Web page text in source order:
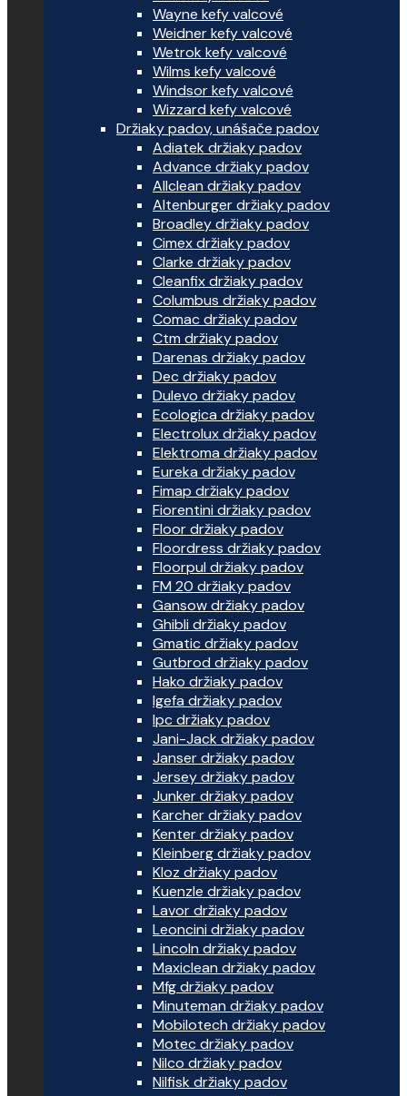
Wayne kefy valcové
Weidner kefy valcové
Wetrok kefy valcové
Wilms kefy valcové
Windsor kefy valcové
Wizzard kefy valcové
Držiaky padov, unášače padov
Adiatek držiaky padov
Advance držiaky padov
Allclean držiaky padov
Altenburger držiaky padov
Broadley držiaky padov
Cimex držiaky padov
Clarke držiaky padov
Cleanfix držiaky padov
Columbus držiaky padov
Comac držiaky padov
Ctm držiaky padov
Darenas držiaky padov
Dec držiaky padov
Dulevo držiaky padov
Ecologica držiaky padov
Electrolux držiaky padov
Elektroma držiaky padov
Eureka držiaky padov
Fimap držiaky padov
Fiorentini držiaky padov
Floor držiaky padov
Floordress držiaky padov
Floorpul držiaky padov
FM 20 držiaky padov
Gansow držiaky padov
Ghibli držiaky padov
Gmatic držiaky padov
Gutbrod držiaky padov
Hako držiaky padov
Igefa držiaky padov
Ipc držiaky padov
Jani-Jack držiaky padov
Janser držiaky padov
Jersey držiaky padov
Junker držiaky padov
Karcher držiaky padov
Kenter držiaky padov
Kleinberg držiaky padov
Kloz držiaky padov
Kuenzle držiaky padov
Lavor držiaky padov
Leoncini držiaky padov
Lincoln držiaky padov
Maxiclean držiaky padov
Mfg držiaky padov
Minuteman držiaky padov
Mobilotech držiaky padov
Motec držiaky padov
Nilco držiaky padov
Nilfisk držiaky padov